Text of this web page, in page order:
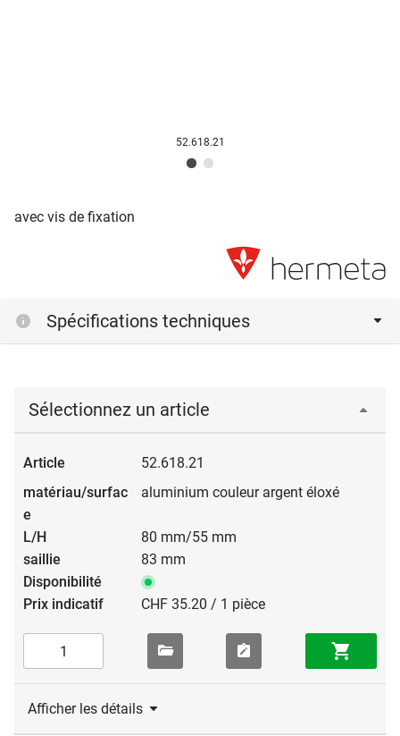
52.618.21
avec vis de fixation
Spécifications techniques
Sélectionnez un article
52.618.21
aluminium couleur argent éloxé
80 mm/55 mm
83 mm
CHF 35.20 / 1 pièce
Afficher les détails